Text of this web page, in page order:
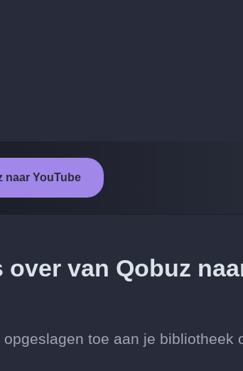
naar YouTube
over van Qobuz
toe aan je bibliotheek